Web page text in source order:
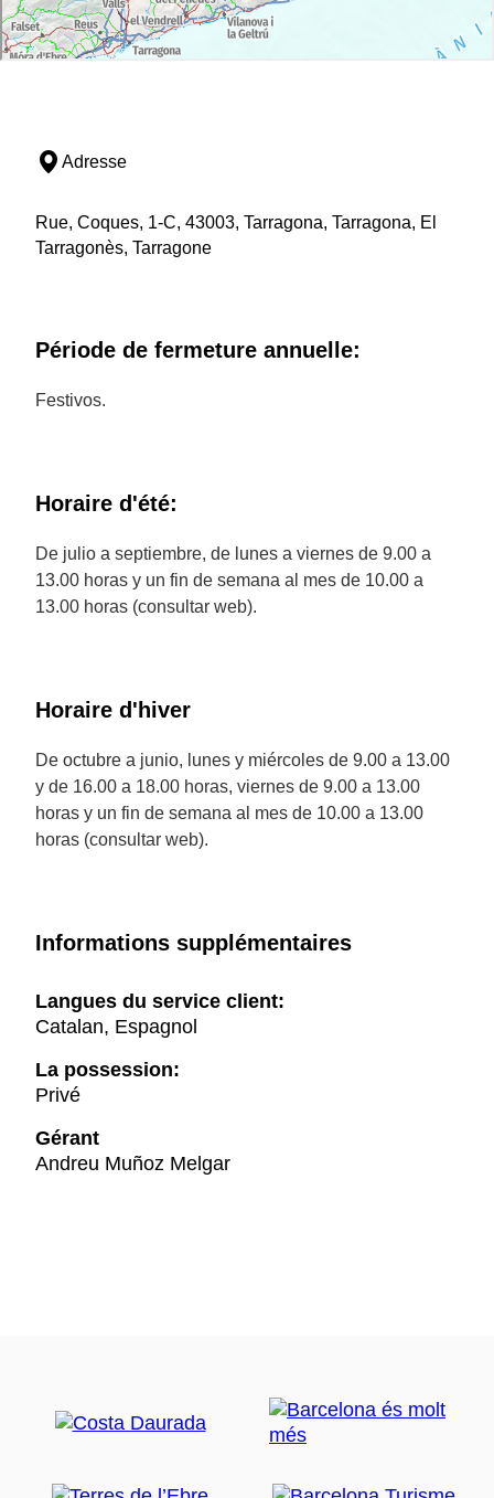
Adresse
Rue, Coques, 1-C, 43003, Tarragona, Tarragona, El
Tarragonès, Tarragone
Période de fermeture annuelle:
Festivos.
Horaire d'été:
De julio a septiembre, de lunes a viernes de 9.00 a
13.00 horas y un fin de semana al mes de 10.00 a
13.00 horas (consultar web).
Horaire d'hiver
De octubre a junio, lunes y miércoles de 9.00 a 13.00
y de 16.00 a 18.00 horas, viernes de 9.00 a 13.00
horas y un fin de semana al mes de 10.00 a 13.00
horas (consultar web).
Informations supplémentaires
Langues du service client:
Catalan, Espagnol
La possession:
Privé
Gérant
Andreu Muñoz Melgar